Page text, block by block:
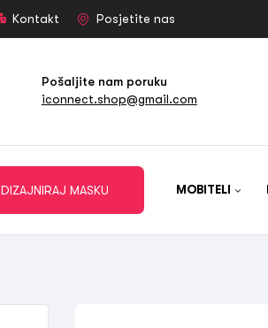
Kontakt Posjetite nas
Pošaljite nam poruku
iconnect.shop@gmail.com
DIZAJNIRAJ MASKU MOBITELI